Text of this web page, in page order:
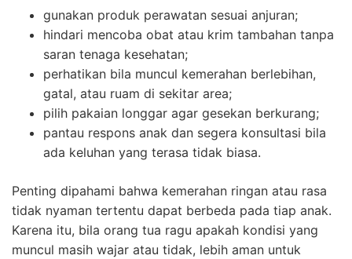
gunakan produk perawatan sesuai anjuran;
hindari mencoba obat atau krim tambahan tanpa
saran tenaga kesehatan;
perhatikan bila muncul kemerahan berlebihan,
gatal, atau ruam di sekitar area;
pilih pakaian longgar agar gesekan berkurang;
pantau respons anak dan segera konsultasi bila
ada keluhan yang terasa tidak biasa.
Penting dipahami bahwa kemerahan ringan atau rasa
tidak nyaman tertentu dapat berbeda pada tiap anak.
Karena itu, bila orang tua ragu apakah kondisi yang
muncul masih wajar atau tidak, lebih aman untuk